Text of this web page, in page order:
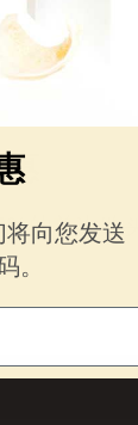
的首次购
向您发送
。